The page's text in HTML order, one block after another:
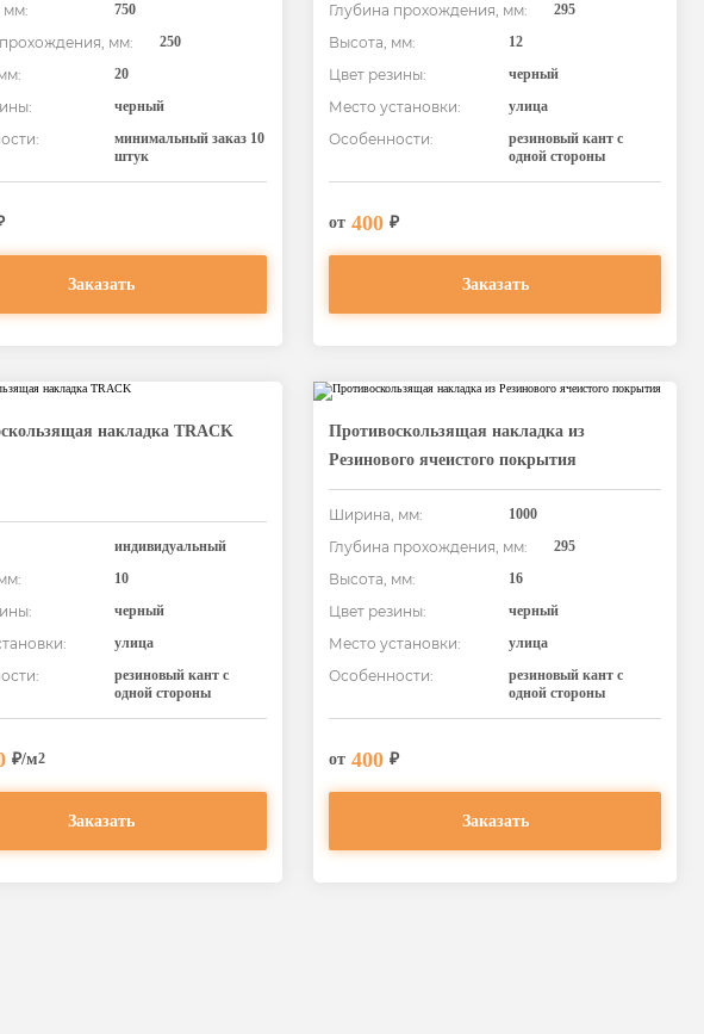
мм: 750
мм: 250
20
черный
минимальный заказ 10
штук
Заказать
Глубина прохождения, мм: 295
Высота, мм: 12
Цвет резины: черный
Место установки: улица
Особенности:
резиновый кант с
одной стороны
от 400 ₽
Заказать
накладка TRACK
индивидуальный
10
черный
улица
резиновый кант с
одной стороны
₽/м2
Заказать
Противоскользящая накладка из
Резинового ячеистого покрытия
Ширина, мм: 1000
Глубина прохождения, мм: 295
Высота, мм: 16
Цвет резины: черный
Место установки: улица
Особенности:
резиновый кант с
одной стороны
от 400 ₽
Заказать